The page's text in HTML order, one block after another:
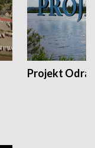
Projekt Odra